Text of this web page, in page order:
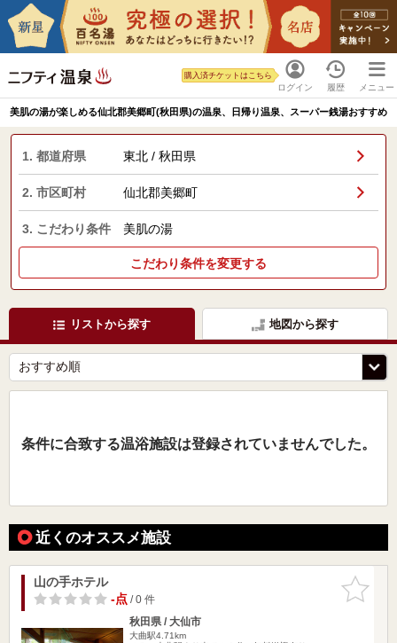
ログイン
購入済チケットはこちら
履歴 メニュー
美肌の湯が楽しめる仙北郡美郷町(秋田県)の温泉、日帰り温泉、スーパー銭湯おすすめ
1. 都道府県 東北 / 秋田県
2. 市区町村 仙北郡美郷町
3. こだわり条件 美肌の湯
こだわり条件を変更する
リストから探す 地図から探す
条件に合致する温浴施設は登録されていませんでした。
近くのオススメ施設
お気に入
りに追加
山の手ホテル
-点/ 0 件
秋田県 / 大仙市
大曲駅4.71km